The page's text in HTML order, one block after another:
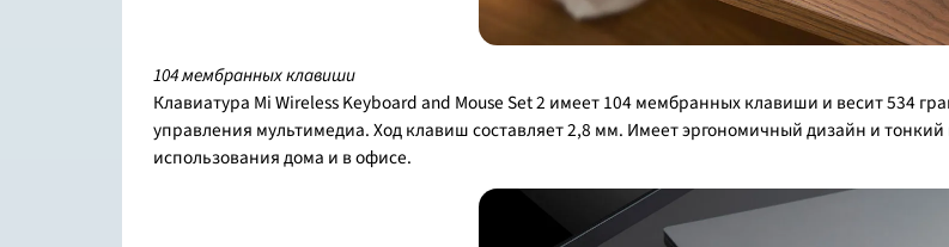
104 мембранных клавиши
Клавиатура Mi Wireless Keyboard and Mouse Set 2 имеет 104 мембранных клавиши и весит 534
управления мультимедиа. Ход клавиш составляет 2,8 мм. Имеет эргономичный дизайн и
использования дома и в офисе.